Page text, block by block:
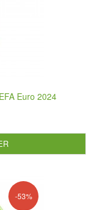
Euro 2024
-53%